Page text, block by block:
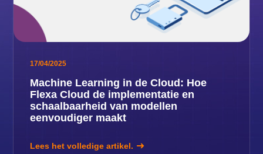
17/04/2025
Machine Learning in de Cloud: Hoe
Flexa Cloud de implementatie en
schaalbaarheid van modellen
eenvoudiger maakt
Lees het volledige artikel.